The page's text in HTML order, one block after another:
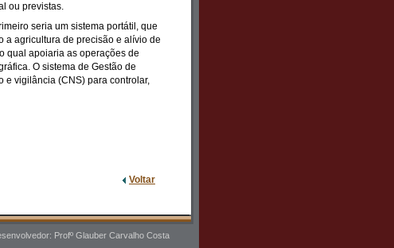
ou previstas.
seria um sistema portátil, que
a agricultura de precisão e alívio de
qual apoiaria as operações de
O sistema de Gestão de
e vigilância (CNS) para controlar,
Voltar
Profº Glauber Carvalho Costa